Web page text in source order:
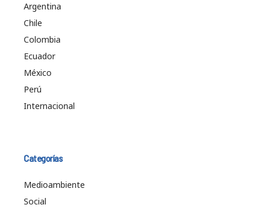
Argentina
Chile
Colombia
Ecuador
México
Perú
Internacional
Categorías
Medioambiente
Social